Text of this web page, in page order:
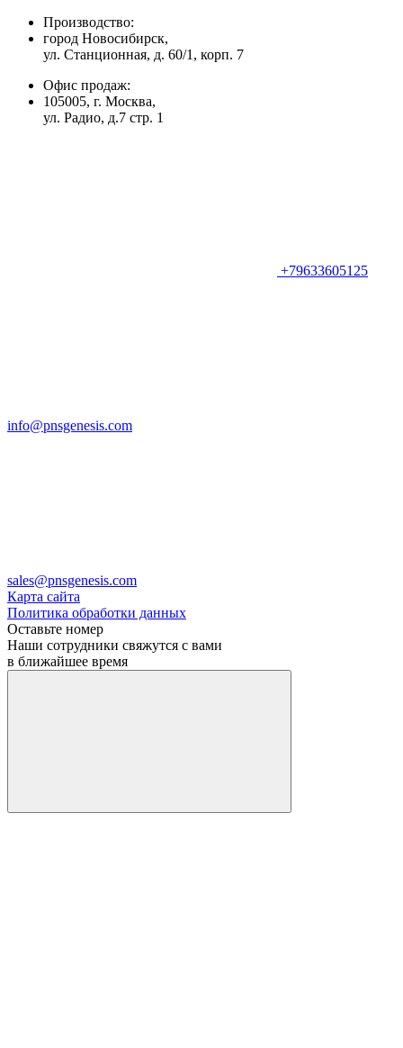
Производство:
город Новосибирск,
ул. Станционная, д. 60/1, корп. 7
Офис продаж:
105005, г. Москва,
ул. Радио, д.7 стр. 1
+79633605125
info@pnsgenesis.com
sales@pnsgenesis.com
Карта сайта
Политика обработки данных
Оставьте номер
Наши сотрудники свяжутся с вами
в ближайшее время